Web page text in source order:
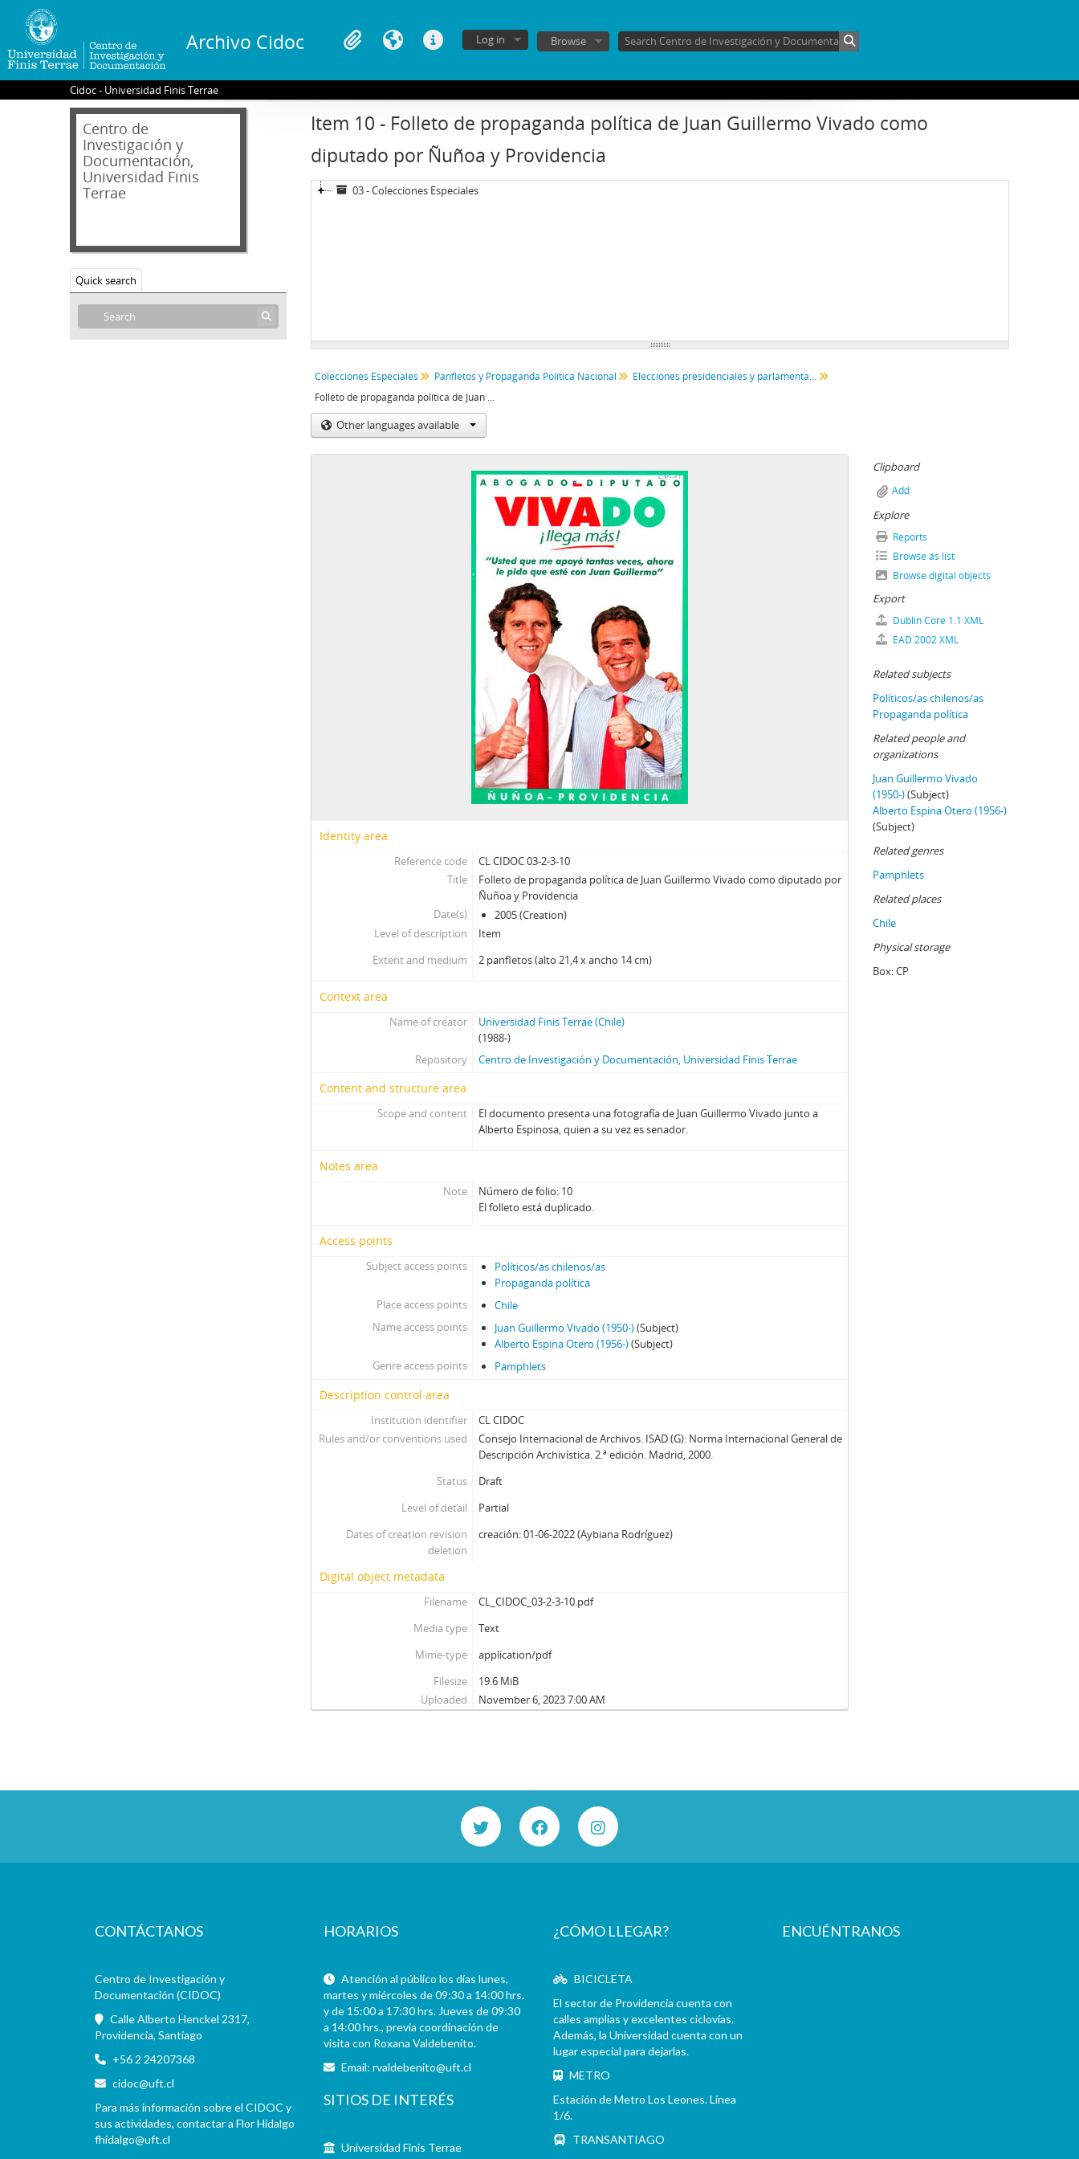
Archivo Cidoc Log in Browse
Cidoc - Universidad Finis Terrae
Centro de
Investigación y
Documentación,
Universidad Finis
Terrae
Quick search
Item 10 - Folleto de propaganda política de Juan Guillermo Vivado como
diputado por Ñuñoa y Providencia
03 - Colecciones Especiales
Colecciones Especiales Panfletos y Propaganda Política Nacional
Elecciones presidenciales y parlamentarias (1999-2005)
Folleto de propaganda política de Juan Guillermo Vivado como diputado por Ñuñoa y Providencia
Other languages available
Identity area
Reference code
CL CIDOC 03-2-3-10
Title
Folleto de propaganda política de Juan Guillermo Vivado como diputado por
Ñuñoa y Providencia
Date(s)
2005 (Creation)
Level of description
Item
Extent and medium
2 panfletos (alto 21,4 x ancho 14 cm)
Context area
Name of creator
Universidad Finis Terrae (Chile)
(1988-)
Repository
Centro de Investigación y Documentación, Universidad Finis Terrae
Content and structure area
Scope and content
El documento presenta una fotografía de Juan Guillermo Vivado junto a
Alberto Espinosa, quien a su vez es senador.
Notes area
Note
Número de folio: 10
El folleto está duplicado.
Access points
Subject access points
Políticos/as chilenos/as
Propaganda política
Place access points
Chile
Name access points
Juan Guillermo Vivado (1950-)(Subject)
Alberto Espina Otero (1956-)(Subject)
Genre access points
Pamphlets
Description control area
Institution identifier
CL CIDOC
Rules and/or conventions used
Consejo Internacional de Archivos. ISAD (G): Norma Internacional General de
Descripción Archivística. 2.ª edición. Madrid, 2000.
Status
Draft
Level of detail
Partial
Dates of creation revision
deletion
creación: 01-06-2022 (Aybiana Rodríguez)
Digital object metadata
Filename
CL_CIDOC_03-2-3-10.pdf
Media type
Text
Mime-type
application/pdf
Filesize
19.6 MiB
Uploaded
November 6, 2023 7:00 AM
Clipboard
Add
Explore
Reports
Browse as list
Browse digital objects
Export
Dublin Core 1.1 XML
EAD 2002 XML
Related subjects
Políticos/as chilenos/as
Propaganda política
Related people and
organizations
Juan Guillermo Vivado
(1950-)(Subject)
Alberto Espina Otero (1956-)
(Subject)
Related genres
Pamphlets
Related places
Chile
Physical storage
Box:CP
CONTÁCTANOS
Centro de Investigación y
Documentación (CIDOC)
Calle Alberto Henckel 2317,
Providencia, Santiago
+56 2 24207368
cidoc@uft.cl
Para más información sobre el CIDOC y
sus actividades, contactar a Flor Hidalgo
fhidalgo@uft.cl
HORARIOS
Atención al público los días lunes,
martes y miércoles de 09:30 a 14:00 hrs.
y de 15:00 a 17:30 hrs. Jueves de 09:30
a 14:00 hrs., previa coordinación de
visita con Roxana Valdebenito.
Email:rvaldebenito@uft.cl
SITIOS DE INTERÉS
Universidad Finis Terrae
¿CÓMO LLEGAR?
BICICLETA
El sector de Providencia cuenta con
calles amplias y excelentes ciclovías.
Además, la Universidad cuenta con un
lugar especial para dejarlas.
METRO
Estación de Metro Los Leones. Línea
1/6.
TRANSANTIAGO
ENCUÉNTRANOS